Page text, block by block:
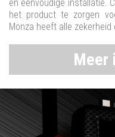
en eenvoudige installatie.
het product te zorgen
Monza heeft alle zekerheid
Meer